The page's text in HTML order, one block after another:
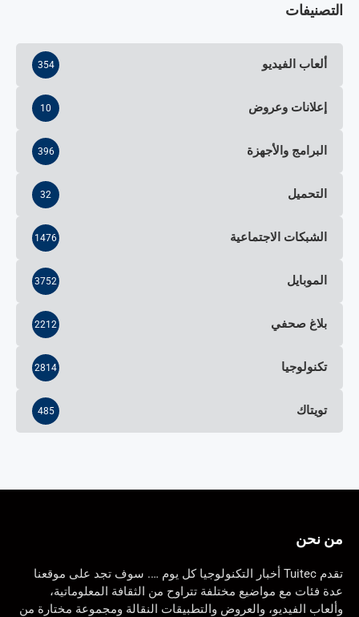
التصنيفات
ألعاب الفيديو 354
إعلانات وعروض 10
البرامج والأجهزة 396
التحميل 32
الشبكات الاجتماعية 1476
الموبايل 3752
بلاغ صحفي 2212
تكنولوجيا 2814
تويتاك 485
من نحن
تقدم Tuitec أخبار التكنولوجيا كل يوم …. سوف تجد على موقعنا
عدة فئات مع مواضيع مختلفة تتراوح من الثقافة المعلوماتية،
وألعاب الفيديو، والعروض والتطبيقات النقالة ومجموعة مختارة من